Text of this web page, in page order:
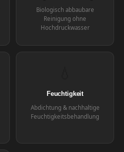
Biologisch abbaubare
Reinigung ohne
Hochdruckwasser
Feuchtigkeit
Abdichtung & nachhaltige
Feuchtigkeitsbehandlung